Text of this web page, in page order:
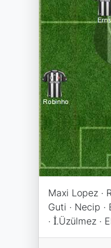
Maxi Lopez ·
Guti · Necip ·
· İ.Üzülmez ·